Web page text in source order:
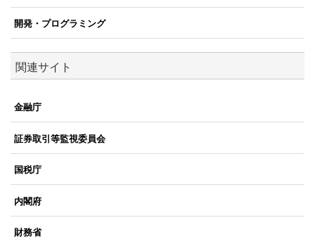
開発・プログラミング
関連サイト
金融庁
証券取引等監視委員会
国税庁
内閣府
財務省